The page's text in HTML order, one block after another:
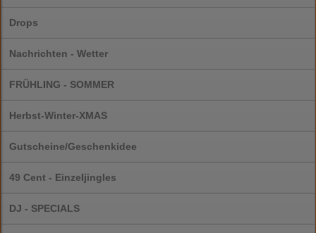
Drops
Nachrichten - Wetter
FRÜHLING - SOMMER
Herbst-Winter-XMAS
Gutscheine/Geschenkidee
49 Cent - Einzeljingles
DJ - SPECIALS